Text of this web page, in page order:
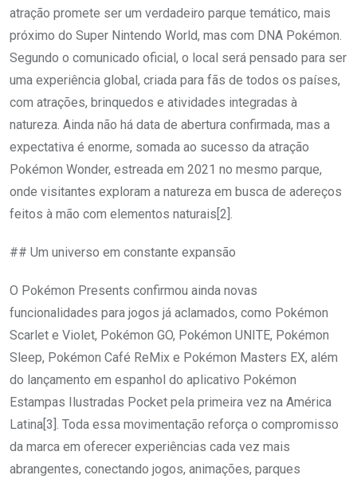
atração promete ser um verdadeiro parque temático, mais
próximo do Super Nintendo World, mas com DNA Pokémon.
Segundo o comunicado oficial, o local será pensado para ser
uma experiência global, criada para fãs de todos os países,
com atrações, brinquedos e atividades integradas à
natureza. Ainda não há data de abertura confirmada, mas a
expectativa é enorme, somada ao sucesso da atração
Pokémon Wonder, estreada em 2021 no mesmo parque,
onde visitantes exploram a natureza em busca de adereços
feitos à mão com elementos naturais[2].
## Um universo em constante expansão
O Pokémon Presents confirmou ainda novas
funcionalidades para jogos já aclamados, como Pokémon
Scarlet e Violet, Pokémon GO, Pokémon UNITE, Pokémon
Sleep, Pokémon Café ReMix e Pokémon Masters EX, além
do lançamento em espanhol do aplicativo Pokémon
Estampas Ilustradas Pocket pela primeira vez na América
Latina[3]. Toda essa movimentação reforça o compromisso
da marca em oferecer experiências cada vez mais
abrangentes, conectando jogos, animações, parques